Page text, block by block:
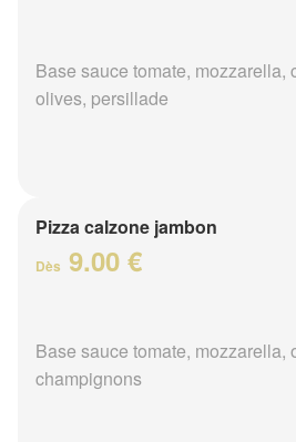
Base sauce tomate, mozzarella,
olives, persillade
Pizza calzone jambon
Dès 9.00 €
Base sauce tomate, mozzarella,
champignons